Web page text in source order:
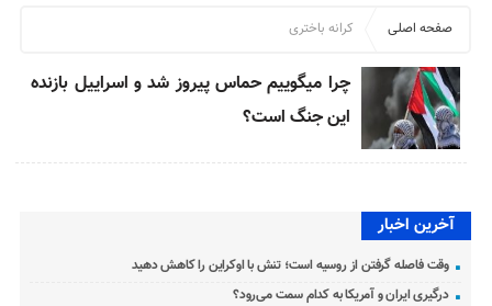
صفحه اصلی کرانه باختری
چرا میگوییم حماس پیروز شد و اسراییل بازنده
این جنگ است؟
آخرین اخبار
وقت فاصله گرفتن از روسیه است؛ تنش با اوکراین را کاهش دهید
درگیری ایران و آمریکا به کدام سمت می‌رود؟